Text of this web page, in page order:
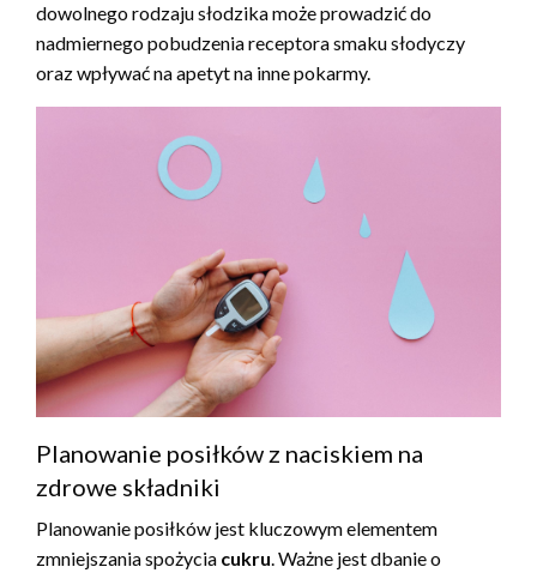
dowolnego rodzaju słodzika może prowadzić do
nadmiernego pobudzenia receptora smaku słodyczy
oraz wpływać na apetyt na inne pokarmy.
Planowanie posiłków z naciskiem na
zdrowe składniki
Planowanie posiłków jest kluczowym elementem
zmniejszania spożycia cukru. Ważne jest dbanie o